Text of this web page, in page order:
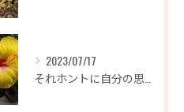
2023/07/17